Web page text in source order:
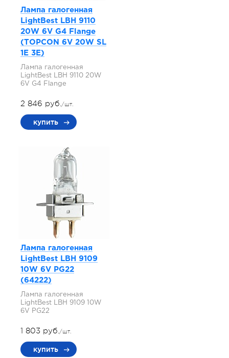
Лампа галогенная
LightBest LBH 9110
20W 6V G4 Flange
(TOPCON 6V 20W SL
1E 3E)
Лампа галогенная
LightBest LBH 9110 20W
6V G4 Flange
2 846 руб./шт.
купить
Лампа галогенная
LightBest LBH 9109
10W 6V PG22
(64222)
Лампа галогенная
LightBest LBH 9109 10W
6V PG22
1 803 руб./шт.
купить